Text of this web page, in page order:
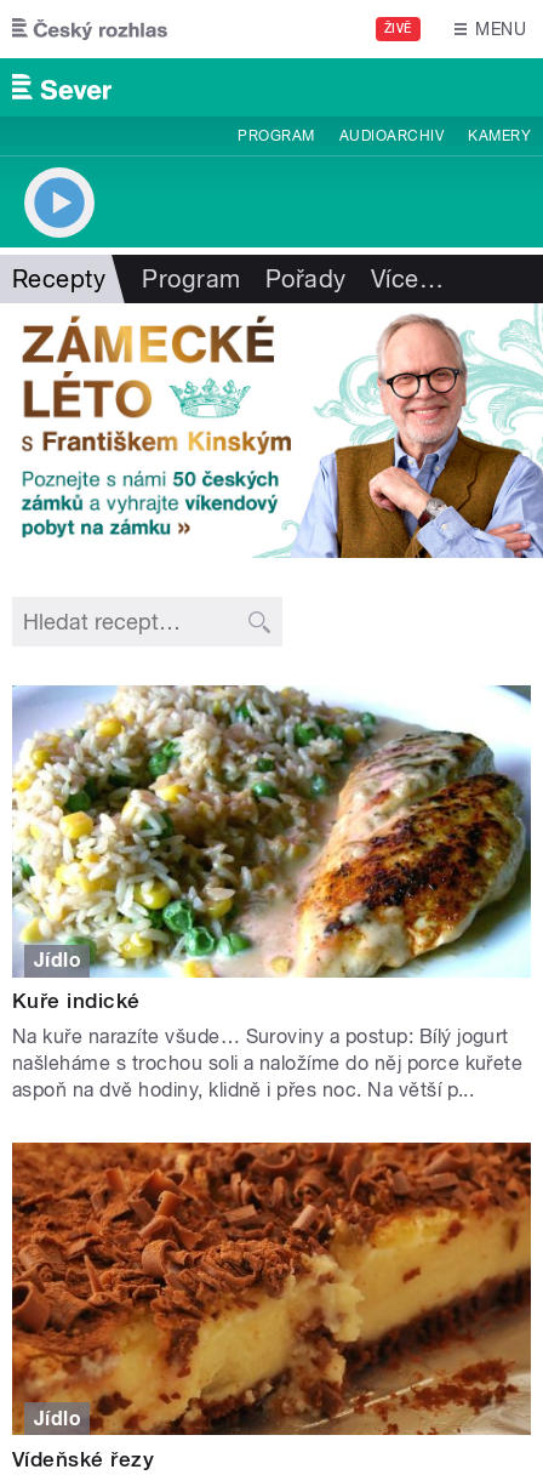
Přejít k hlavnímu obsahu
ŽIVĚ MENU
PROGRAM AUDIOARCHIV KAMERY
Recepty Program Pořady Více…
Jídlo
Kuře indické
Na kuře narazíte všude… Suroviny a postup: Bílý jogurt
našleháme s trochou soli a naložíme do něj porce kuřete
aspoň na dvě hodiny, klidně i přes noc. Na větší p...
Jídlo
Vídeňské řezy